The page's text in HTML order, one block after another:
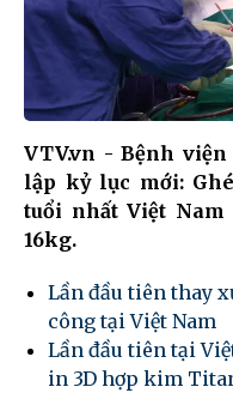
VTV.vn - Bệnh
lập kỷ lục mới:
tuổi nhất Việt
16kg.
Lần đầu tiên thay
công tại Việt Nam
Lần đầu tiên tại
in 3D hợp kim